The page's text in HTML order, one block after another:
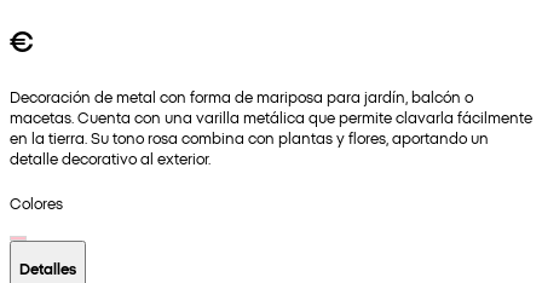
€
Decoración de metal con forma de mariposa para jardín, balcón o
macetas. Cuenta con una varilla metálica que permite clavarla fácilmente
en la tierra. Su tono rosa combina con plantas y flores, aportando un
detalle decorativo al exterior.
Colores
Detalles